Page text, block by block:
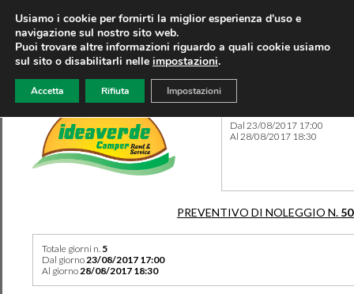
Dal 23/08/2017 17:00
Al 28/08/2017 18:30
PREVENTIVO DI NOLEGGIO N.
Totale giorni n. 5
Dal giorno23/08/2017 17:00
Al giorno28/08/2017 18:30
Usiamo i cookie per fornirti la miglior esperienza d'uso e
navigazione sul nostro sito web.
Puoi trovare altre informazioni riguardo a quali cookie usiamo
sul sito o disabilitarli nelle impostazioni.
Accetta Rifiuta Impostazioni